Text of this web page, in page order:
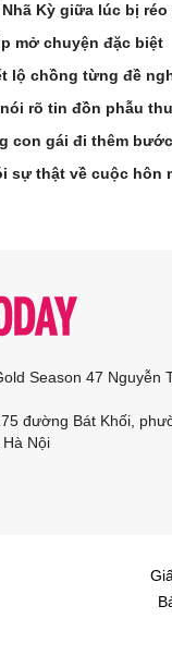
Kỳ giữa lúc bị réo
mở chuyện đặc biệt
lộ chồng từng đề
rõ tin đồn phẫu
con gái đi thêm
sự thật về cuộc hôn
Season 47 Nguyễn
đường Bát Khối,
Nội